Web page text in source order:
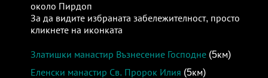
около Пирдоп
За да видите избраната забележителност, просто
кликнете на иконката
Златишки манастир Възнесение Господне (5км)
Еленски манастир Св. Пророк Илия (5км)